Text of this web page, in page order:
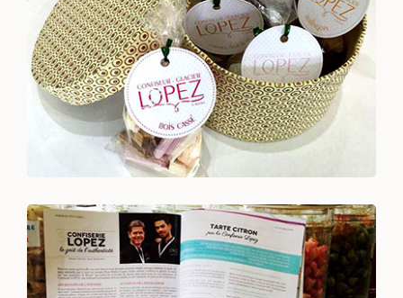
un mariage, anniversaire ou baptême? Nos idées
ici!
Voir +